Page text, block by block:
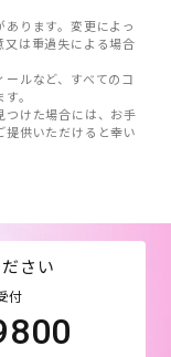
ります。変更によっ
は重過失による場合
ルなど、すべてのコ
。
つけた場合には、お手
供いただけると幸い
さい
付